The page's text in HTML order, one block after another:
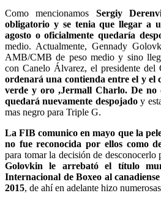
Como mencionamos Sergiy
obligatorio y se tenia que llegar a
agosto o oficialmente quedaría
medio. Actualmente, Gennady
AMB/CMB de peso medio y sino
con Canelo Álvarez, el presidente
ordenará una contienda entre el y el
verde y oro ,Jermall Charlo. De no
quedará nuevamente despojadoy
mas negro para Triple G.
La FIB comunico en mayo que la
no fue reconocida por ellos como
para tomar la decisión de desconocerlo
Golovkin le arrebató el título
Internacional de Boxeo al
2015, de ahí en adelante hizo